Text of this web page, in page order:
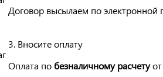
Договор высылаем по электронной
3. Вносите оплату
Оплата по безналичному расчетуот